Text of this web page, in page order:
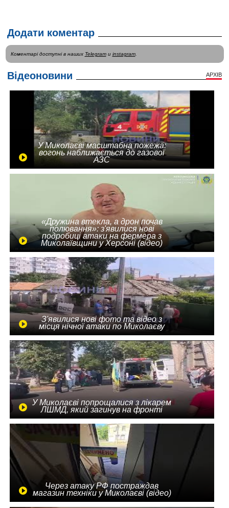
Додати коментар
Коментарі доступні в наших Telegramи instagram.
Відеоновини АРХІВ
У Миколаєві масштабна пожежа:
вогонь наближається до газової
АЗС
«Дружина втекла, а дрон почав
полювання»: з'явилися нові
подробиці атаки на фермера з
Миколаївщини у Херсоні (відео)
З'явилися нові фото та відео з
місця нічної атаки по Миколаєву
У Миколаєві попрощалися з лікарем
ЛШМД, який загинув на фронті
Через атаку РФ постраждав
магазин техніки у Миколаєві (відео)